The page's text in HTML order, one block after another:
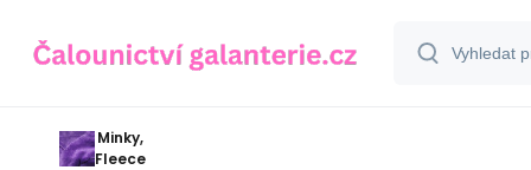
Minky,
Fleece